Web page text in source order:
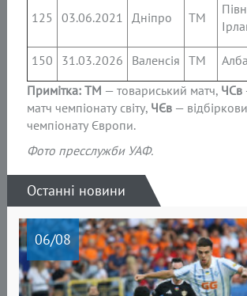
125 03.06.2021 Дніпро ТМ
150 31.03.2026 Валенсія ТМ
Примітка: ТМ — товариський матч, ЧСв
матч чемпіонату світу, ЧЄв—
чемпіонату Європи.
Фото пресслужби УАФ.
Останні новини
06/08